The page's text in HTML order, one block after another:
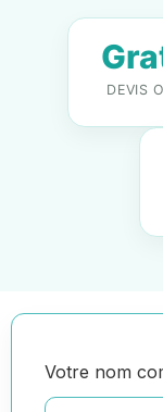
DEVIS
Votre nom